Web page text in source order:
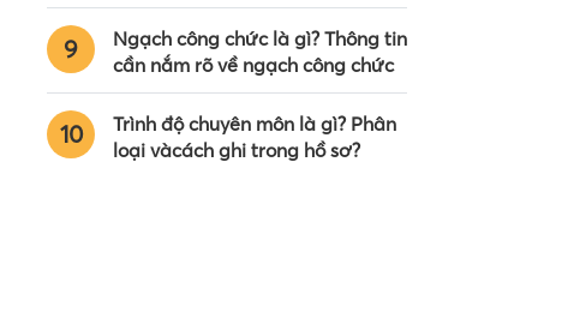
9
Ngạch công chức là gì? Thông tin
cần nắm rõ về ngạch công chức
10
Trình độ chuyên môn là gì? Phân
loại vàcách ghi trong hồ sơ?